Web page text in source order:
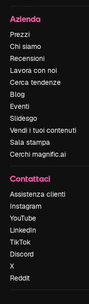
Azienda
Prezzi
Chi siamo
Recensioni
Lavora con noi
Cerca tendenze
Blog
Eventi
Slidesgo
Vendi i tuoi contenuti
Sala stampa
Cerchi magnific.ai
Contattaci
Assistenza clienti
Instagram
YouTube
LinkedIn
TikTok
Discord
X
Reddit